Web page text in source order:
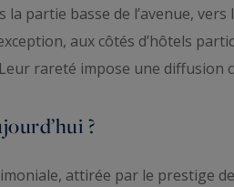
la partie basse de l’avenue,
aux côtés d’hôtels
rareté impose une diffusion
?
attirée par le prestige